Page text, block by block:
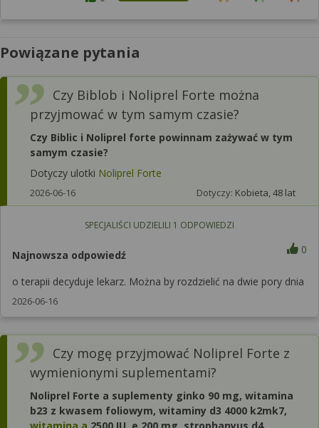
Powiązane pytania
Czy Biblob i Noliprel Forte można
przyjmować w tym samym czasie?
Czy Biblic i Noliprel forte powinnam zażywać w tym
samym czasie?
Dotyczy ulotki Noliprel Forte
2026-06-16 Dotyczy: Kobieta, 48 lat
SPECJALIŚCI UDZIELILI 1 ODPOWIEDZI
Najnowsza odpowiedź 0
o terapii decyduje lekarz. Można by rozdzielić na dwie pory dnia
2026-06-16
Czy mogę przyjmować Noliprel Forte z
wymienionymi suplementami?
Noliprel Forte a suplementy ginko 90 mg, witamina
b23 z kwasem foliowym, witaminy d3 4000 k2mk7,